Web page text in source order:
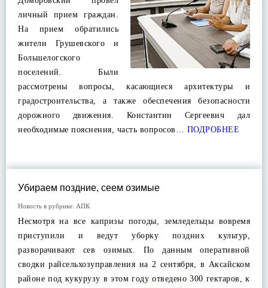
личный прием граждан.
На прием обратились
жители Грушевского и
Большелогского
поселений. Были
рассмотрены вопросы, касающиеся архитектуры и
градостроительства, а также обеспечения безопасности
дорожного движения. Константин Сергеевич дал
необходимые пояснения, часть вопросов… ПОДРОБНЕЕ
Убираем поздние, сеем озимые
Новость в рубрике: АПК
Несмотря на все капризы погоды, земледельцы вовремя
приступили и ведут уборку поздних культур,
разворачивают сев озимых. По данным оперативной
сводки райсельхозуправления на 2 сентября, в Аксайском
районе под кукурузу в этом году отведено 300 гектаров, к